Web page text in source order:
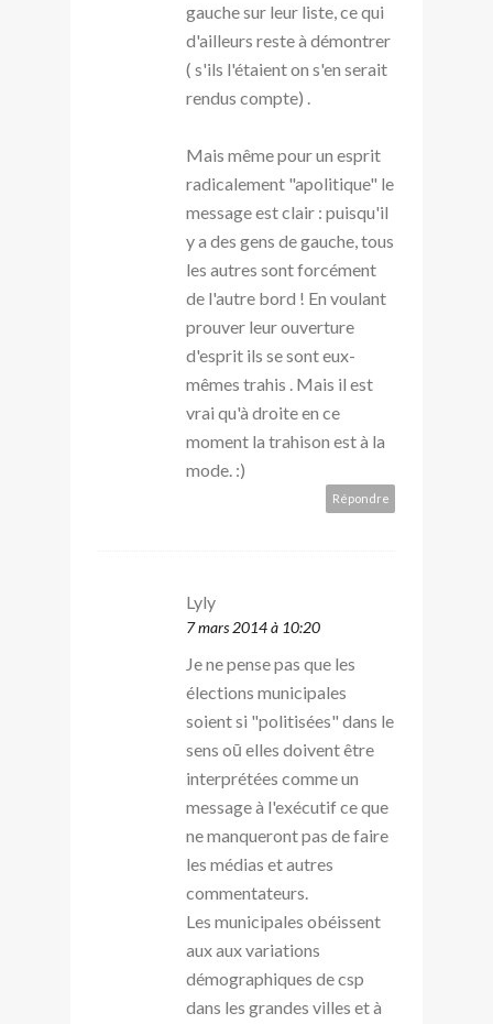
gauche sur leur liste, ce qui
d'ailleurs reste à démontrer
( s'ils l'étaient on s'en serait
rendus compte) .
Mais même pour un esprit
radicalement "apolitique" le
message est clair : puisqu'il
y a des gens de gauche, tous
les autres sont forcément
de l'autre bord ! En voulant
prouver leur ouverture
d'esprit ils se sont eux-
mêmes trahis . Mais il est
vrai qu'à droite en ce
moment la trahison est à la
mode. :)
Répondre
Lyly
7 mars 2014 à 10:20
Je ne pense pas que les
élections municipales
soient si "politisées" dans le
sens oū elles doivent être
interprétées comme un
message à l'exécutif ce que
ne manqueront pas de faire
les médias et autres
commentateurs.
Les municipales obéissent
aux aux variations
démographiques de csp
dans les grandes villes et à